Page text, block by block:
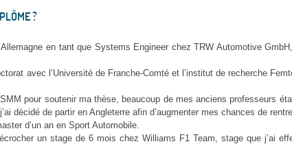
?
en tant que Systems Engineer chez TRW Automotive
avec l’Université de Franche-Comté et l’institut de recherche
pour soutenir ma thèse, beaucoup de mes anciens professeurs
décidé de partir en Angleterre afin d’augmenter mes chances de
d’un an en Sport Automobile.
un stage de 6 mois chez Williams F1 Team, stage que j’ai